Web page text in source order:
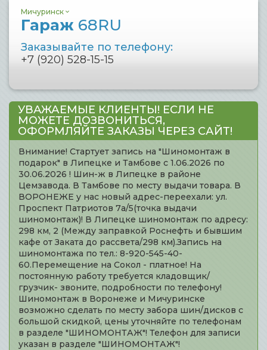
Мичуринск
Гараж 68RU
Заказывайте по телефону:
+7 (920) 528-15-15
УВАЖАЕМЫЕ КЛИЕНТЫ! ЕСЛИ НЕ
МОЖЕТЕ ДОЗВОНИТЬСЯ,
ОФОРМЛЯЙТЕ ЗАКАЗЫ ЧЕРЕЗ САЙТ!
Внимание! Стартует запись на "Шиномонтаж в
подарок" в Липецке и Тамбове с 1.06.2026 по
30.06.2026 ! Шин-ж в Липецке в районе
Цемзавода. В Тамбове по месту выдачи товара. В
ВОРОНЕЖЕ у нас новый адрес-переехали: ул.
Проспект Патриотов 7а/5(точка выдачи
шиномонтаж)! В Липецке шиномонтаж по адресу:
298 км, 2 (Между заправкой Роснефть и бывшим
кафе от Заката до рассвета/298 км).Запись на
шиномонтажа по тел.: 8-920-545-40-
60.Перемещение на Сокол - платное! На
постоянную работу требуется кладовщик/
грузчик- звоните, подробности по телефону!
Шиномонтаж в Воронеже и Мичуринске
возможно сделать по месту забора шин/дисков с
большой скидкой, цены уточняйте по телефонам
в разделе "ШИНОМОНТАЖ"! Телефон для записи
указан в разделе "ШИНОМОНТАЖ"!